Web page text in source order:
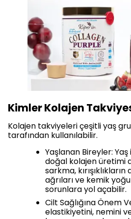
Kimler Kolajen
Kolajen takviyeleri çeşitli yaş
tarafından kullanılabilir.
Yaşlanan Bireyler:
doğal kolajen üretimi
sarkma,
ağrıları ve kemik
sorunlara yol açabilir.
Cilt Sağlığına Önem
elastikiyetini, nemini